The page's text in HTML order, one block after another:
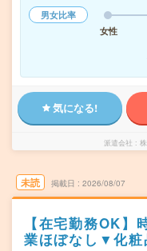
男女比率
女性
気になる!
派遣会社
未読 掲載日 2026/08/07
【在宅勤務OK】
業ほぼなし▼化粧